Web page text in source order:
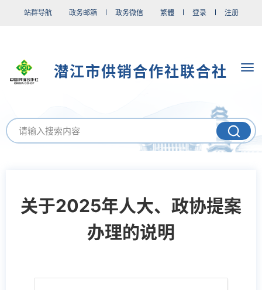
站群导航 政务邮箱 政务微信 繁體 登录 注册
潜江市供销合作社联合社
关于2025年人大、政协提案
办理的说明